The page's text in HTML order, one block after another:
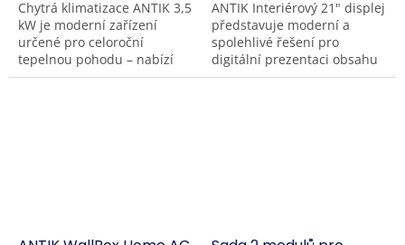
Chytrá klimatizace ANTIK 3,5
kW je moderní zařízení
určené pro celoroční
tepelnou pohodu – nabízí
výkonné chlazení a efektivní
ANTIK Interiérový 21" displej
představuje moderní a
spolehlivé řešení pro
digitální prezentaci obsahu
v obchodech, hotelech,